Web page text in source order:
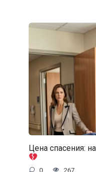
Цена спасения:
0 267